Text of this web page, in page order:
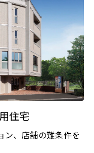
住宅
、店舗の難条件を